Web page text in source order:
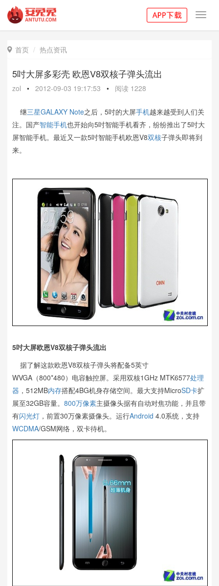
 首页 热点资讯
5吋大屏多彩壳 欧恩V8双核子弹头流出
zol • 2012-09-03 19:17:53 • 阅读 1228
继三星GALAXY Note之后，5吋的大屏手机越来越受到人们关
注。国产智能手机也开始向5吋智能手机看齐，纷纷推出了5吋大
屏智能手机。最近又一款5吋智能手机欧恩V8双核子弹头即将到
来。
5吋大屏欧恩V8双核子弹头流出
据了解这款欧恩V8双核子弹头将配备5英寸
WVGA（800*480）电容触控屏。采用双核1GHz MTK6577处理
器 ，512MB内存搭配4BG机身存储空间。最大支持MicroSD卡扩
展至32GB容量。 800万像素主摄像头据有自动对焦功能，并且带
有闪光灯 ，前置30万像素摄像头。运行Android 4.0系统，支持
WCDMA/GSM网络，双卡待机。